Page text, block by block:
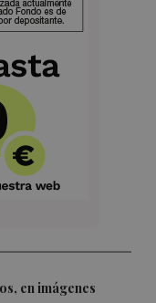
en imágenes